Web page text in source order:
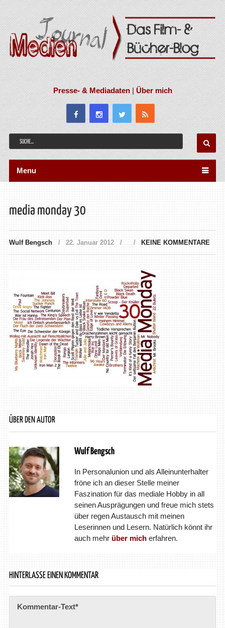
Presse- & Mediadaten|Über mich
Menu
media monday 30
Wulf Bengsch 22. Januar 2012 KEINE KOMMENTARE
ÜBER DEN AUTOR
Wulf Bengsch
In Personalunion und als Alleinunterhalter
fröne ich an dieser Stelle meiner
Faszination für das mediale Hobby in all
seinen Ausprägungen und freue mich stets
über regen Austausch mit meinen
Leserinnen und Lesern. Natürlich könnt ihr
auch mehr über micherfahren.
HINTERLASSE EINEN KOMMENTAR